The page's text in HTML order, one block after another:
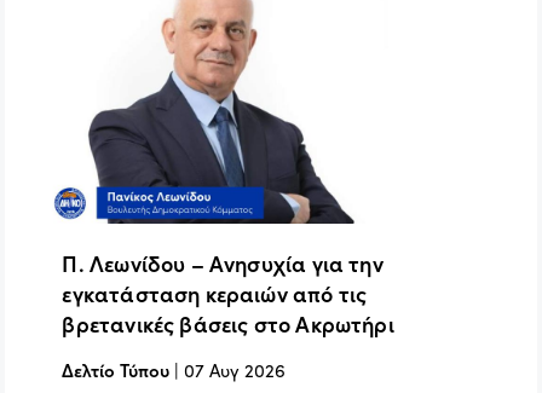
Π. Λεωνίδου – Ανησυχία για την
εγκατάσταση κεραιών από τις
βρετανικές βάσεις στο Ακρωτήρι
Δελτίο Τύπου |07 Αυγ 2026